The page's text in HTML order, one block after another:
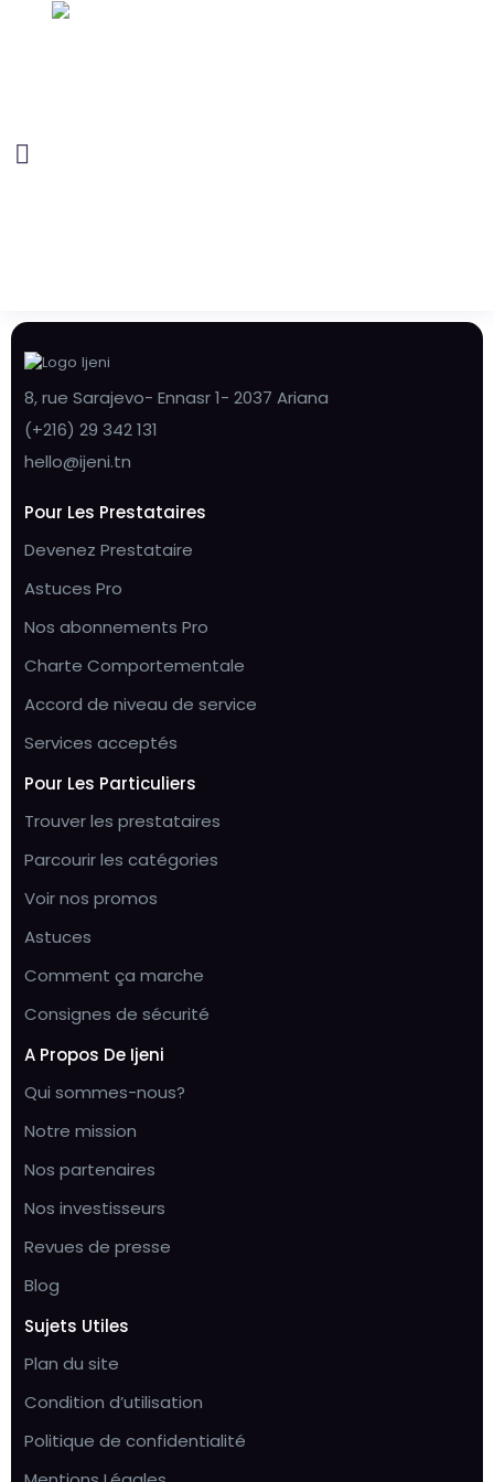
8, rue Sarajevo- Ennasr 1- 2037 Ariana
(+216) 29 342 131
hello@ijeni.tn
Pour Les Prestataires
Devenez Prestataire
Astuces Pro
Nos abonnements Pro
Charte Comportementale
Accord de niveau de service
Services acceptés
Pour Les Particuliers
Trouver les prestataires
Parcourir les catégories
Voir nos promos
Astuces
Comment ça marche
Consignes de sécurité
A Propos De Ijeni
Qui sommes-nous?
Notre mission
Nos partenaires
Nos investisseurs
Revues de presse
Blog
Sujets Utiles
Plan du site
Condition d’utilisation
Politique de confidentialité